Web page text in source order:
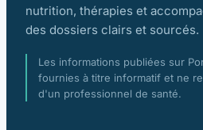
nutrition, thérapies et
des dossiers clairs et sourcés.
Les informations publiées sur
fournies à titre informatif et ne
d'un professionnel de santé.